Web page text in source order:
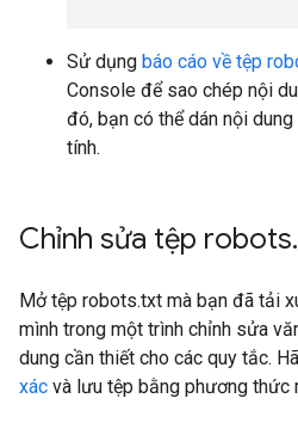
Sử dụng báo cáo về tệp
Console để sao chép nội
đó, bạn có thể dán nội
tính.
Chỉnh sửa tệp robots.
Mở tệp robots.txt mà bạn đã tải
mình trong một trình chỉnh sửa
dung cần thiết cho các quy tắc.
xác và lưu tệp bằng phương thức